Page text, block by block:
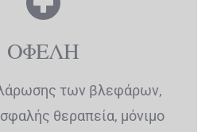
ΟΦΕΛΗ
των βλεφάρων,
θεραπεία, μόνιμο